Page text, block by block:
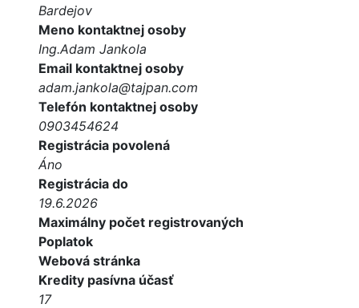
Bardejov
Meno kontaktnej osoby
Ing.Adam Jankola
Email kontaktnej osoby
adam.jankola@tajpan.com
Telefón kontaktnej osoby
0903454624
Registrácia povolená
Áno
Registrácia do
19.6.2026
Maximálny počet registrovaných
Poplatok
Webová stránka
Kredity pasívna účasť
17